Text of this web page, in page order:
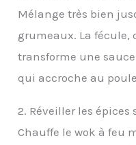
Mélange très bien
grumeaux. La fécule,
transforme une
qui accroche au
2. Réveiller les épices
Chauffe le wok à feu